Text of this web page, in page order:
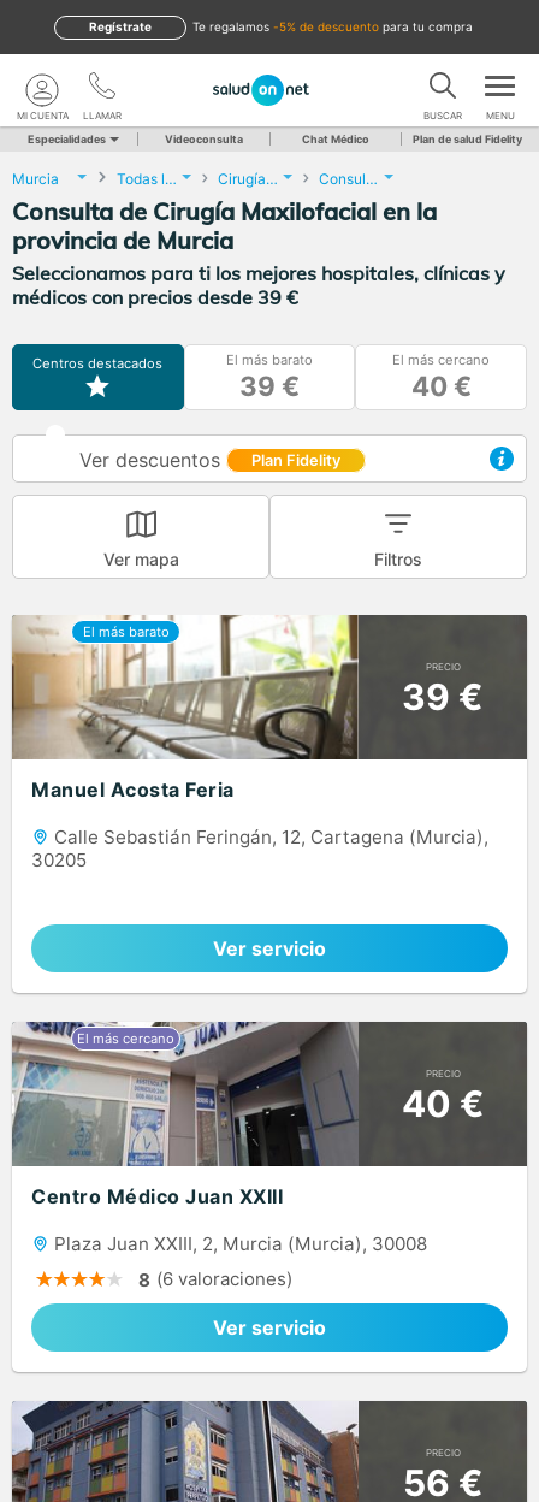
te regalamos -5% de descuento para tu compra
Regístrate
LLAMAR
MI CUENTA BUSCAR MENU
Especialidades Videoconsulta Chat Médico Plan de salud Fidelity
Murcia Todas las localidades Cirugía Maxilofacial Consulta de Cirugía Maxilofacial
Consulta de Cirugía Maxilofacial en la
provincia de Murcia
Seleccionamos para ti los mejores hospitales, clínicas y
médicos con precios desde 39 €
Centros destacados El más barato
39 €
El más cercano
40 €
Ver descuentos Plan Fidelity
Ver mapa Filtros
PRECIO
39 €
Manuel Acosta Feria
Calle Sebastián Feringán, 12, Cartagena (Murcia),
30205
Ver servicio
PRECIO
40 €
Centro Médico Juan XXIII
Plaza Juan XXIII, 2, Murcia (Murcia), 30008
8 (6 valoraciones)
Ver servicio
PRECIO
56 €